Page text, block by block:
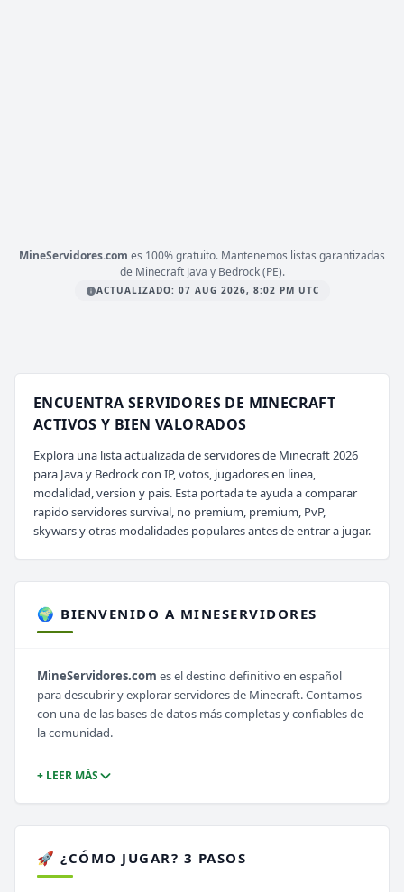
MineServidores.com es 100% gratuito. Mantenemos listas garantizadas
de Minecraft Java y Bedrock (PE).
ACTUALIZADO: 07 AUG 2026, 8:02 PM UTC
ENCUENTRA SERVIDORES DE MINECRAFT
ACTIVOS Y BIEN VALORADOS
Explora una lista actualizada de servidores de Minecraft 2026
para Java y Bedrock con IP, votos, jugadores en linea,
modalidad, version y pais. Esta portada te ayuda a comparar
rapido servidores survival, no premium, premium, PvP,
skywars y otras modalidades populares antes de entrar a jugar.
🌍 BIENVENIDO A MINESERVIDORES
MineServidores.com es el destino definitivo en español
para descubrir y explorar servidores de Minecraft. Contamos
con una de las bases de datos más completas y confiables de
la comunidad.
+ LEER MÁS
🚀 ¿CÓMO JUGAR? 3 PASOS